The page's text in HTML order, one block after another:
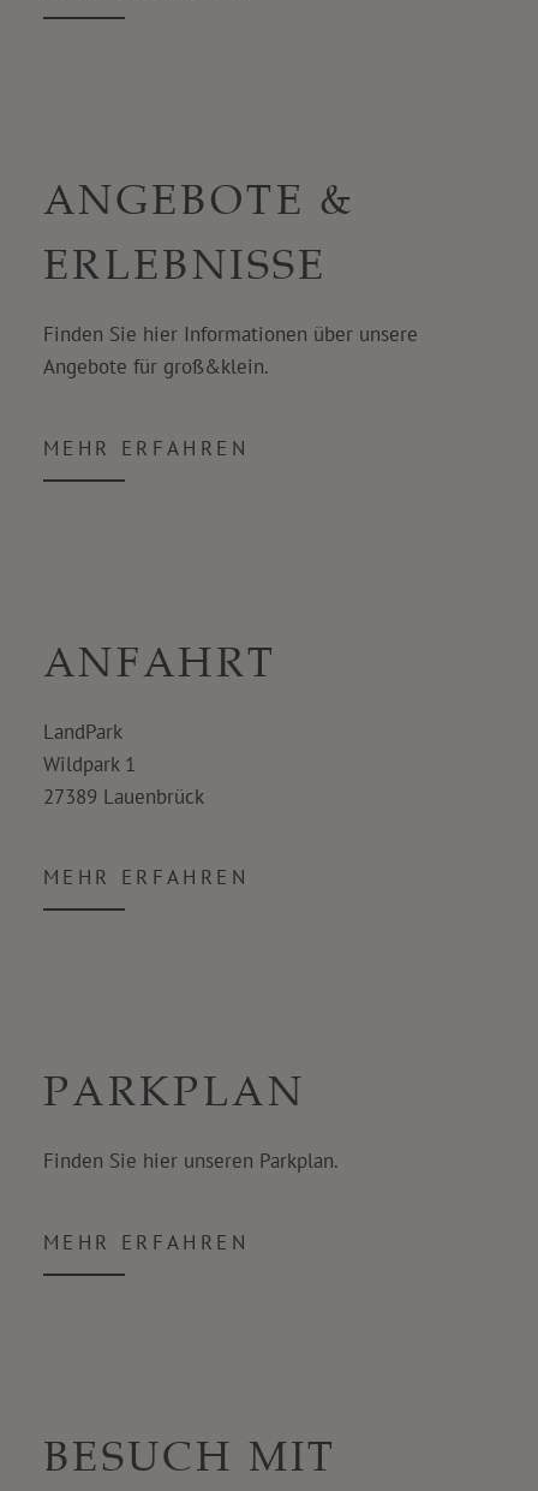
ANGEBOTE &
ERLEBNISSE
Finden Sie hier Informationen über unsere
Angebote für groß&klein.
MEHR ERFAHREN
ANFAHRT
LandPark
Wildpark 1
27389 Lauenbrück
MEHR ERFAHREN
PARKPLAN
Finden Sie hier unseren Parkplan.
MEHR ERFAHREN
BESUCH MIT